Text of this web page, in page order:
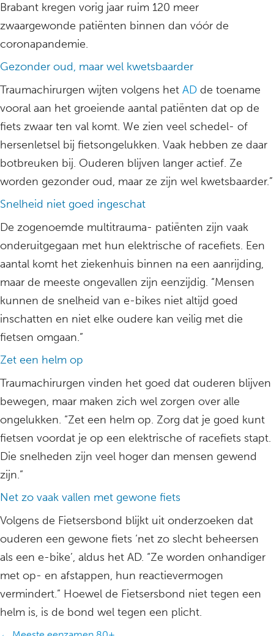
Brabant kregen vorig jaar ruim 120 meer
zwaargewonde patiënten binnen dan vóór de
coronapandemie.
Gezonder oud, maar wel kwetsbaarder
Traumachirurgen wijten volgens het AD de toename
vooral aan het groeiende aantal patiënten dat op de
fiets zwaar ten val komt. We zien veel schedel- of
hersenletsel bij fietsongelukken. Vaak hebben ze daar
botbreuken bij. Ouderen blijven langer actief. Ze
worden gezonder oud, maar ze zijn wel kwetsbaarder.”
Snelheid niet goed ingeschat
De zogenoemde multitrauma- patiënten zijn vaak
onderuitgegaan met hun elektrische of racefiets. Een
aantal komt het ziekenhuis binnen na een aanrijding,
maar de meeste ongevallen zijn eenzijdig. “Mensen
kunnen de snelheid van e-bikes niet altijd goed
inschatten en niet elke oudere kan veilig met die
fietsen omgaan.”
Zet een helm op
Traumachirurgen vinden het goed dat ouderen blijven
bewegen, maar maken zich wel zorgen over alle
ongelukken. “Zet een helm op. Zorg dat je goed kunt
fietsen voordat je op een elektrische of racefiets stapt.
Die snelheden zijn veel hoger dan mensen gewend
zijn.”
Net zo vaak vallen met gewone fiets
Volgens de Fietsersbond blijkt uit onderzoeken dat
ouderen een gewone fiets ‘net zo slecht beheersen
als een e-bike’, aldus het AD. “Ze worden onhandiger
met op- en afstappen, hun reactievermogen
vermindert.” Hoewel de Fietsersbond niet tegen een
helm is, is de bond wel tegen een plicht.